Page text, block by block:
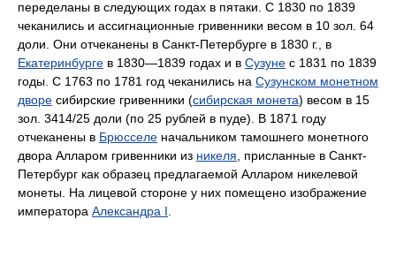
переделаны в следующих годах в пятаки. С 1830 по 1839
чеканились и ассигнационные гривенники весом в 10 зол. 64
доли. Они отчеканены в Санкт-Петербурге в 1830 г., в
Екатеринбурге в 1830—1839 годах и в Сузуне с 1831 по 1839
годы. С 1763 по 1781 год чеканились на Сузунском монетном
дворе сибирские гривенники (сибирская монета) весом в 15
зол. 3414/25 доли (по 25 рублей в пуде). В 1871 году
отчеканены в Брюсселе начальником тамошнего монетного
двора Алларом гривенники из никеля , присланные в Санкт-
Петербург как образец предлагаемой Алларом никелевой
монеты. На лицевой стороне у них помещено изображение
императора Александра I